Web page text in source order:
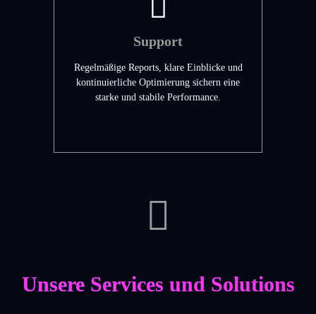
Support
Regelmäßige Reports, klare Einblicke und
kontinuierliche Optimierung sichern eine
starke und stabile Performance.
Unsere Services und Solutions